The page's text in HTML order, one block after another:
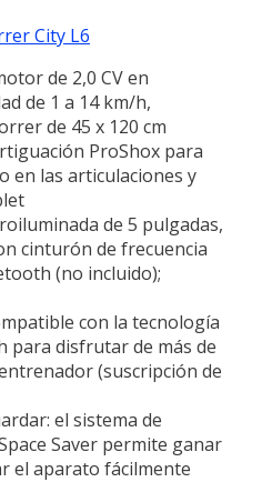
City L6
de 2,0 CV en
de 1 a 14 km/h,
de 45 x 120 cm
ProShox para
en las articulaciones y
de 5 pulgadas,
cinturón de frecuencia
(no incluido);
con la tecnología
para disfrutar de más de
(suscripción de
el sistema de
Saver permite ganar
el aparato fácilmente